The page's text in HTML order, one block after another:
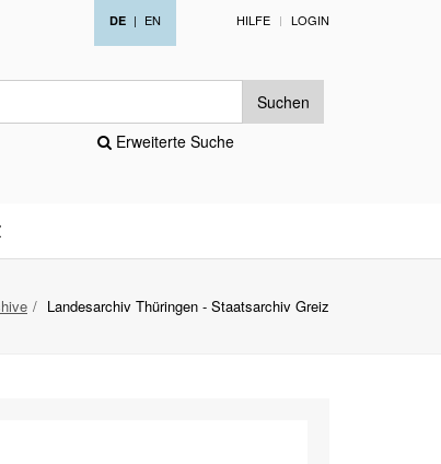
DE | EN HILFE LOGIN
Suchen
Erweiterte Suche
Landesarchiv Thüringen - Staatsarchiv Greiz